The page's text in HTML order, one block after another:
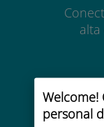
Welcome!
personal